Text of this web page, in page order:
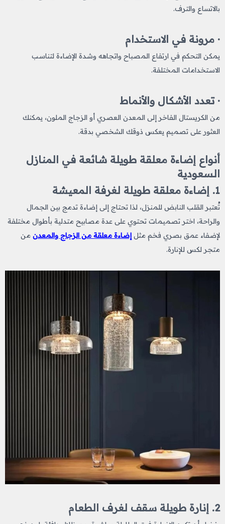
بالاتساع والترف.
· مرونة في الاستخدام
يمكن التحكم في ارتفاع المصباح واتجاهه وشدة الإضاءة لتناسب
الاستخدامات المختلفة.
· تعدد الأشكال والأنماط
من الكريستال الفاخر إلى المعدن العصري أو الزجاج الملون، يمكنك
العثور على تصميم يعكس ذوقك الشخصي بدقة.
أنواع إضاءة معلقة طويلة شائعة في المنازل
السعودية
1. إضاءة معلقة طويلة لغرفة المعيشة
تُعتبر القلب النابض للمنزل، لذا تحتاج إلى إضاءة تدمج بين الجمال
والراحة، اختر تصميمات تحتوي على عدة مصابيح متدلية بأطوال مختلفة
لإضفاء عمق بصري فخم مثل إضاءة معلقة من الزجاج والمعدن من
متجر لكس للإنارة.
2. إنارة طويلة سقف لغرف الطعام